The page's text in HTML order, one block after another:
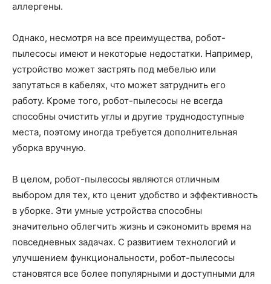
аллергены.
Однако, несмотря на все преимущества, робот-
пылесосы имеют и некоторые недостатки. Например,
устройство может застрять под мебелью или
запутаться в кабелях, что может затруднить его
работу. Кроме того, робот-пылесосы не всегда
способны очистить углы и другие труднодоступные
места, поэтому иногда требуется дополнительная
уборка вручную.
В целом, робот-пылесосы являются отличным
выбором для тех, кто ценит удобство и эффективность
в уборке. Эти умные устройства способны
значительно облегчить жизнь и сэкономить время на
повседневных задачах. С развитием технологий и
улучшением функциональности, робот-пылесосы
становятся все более популярными и доступными для